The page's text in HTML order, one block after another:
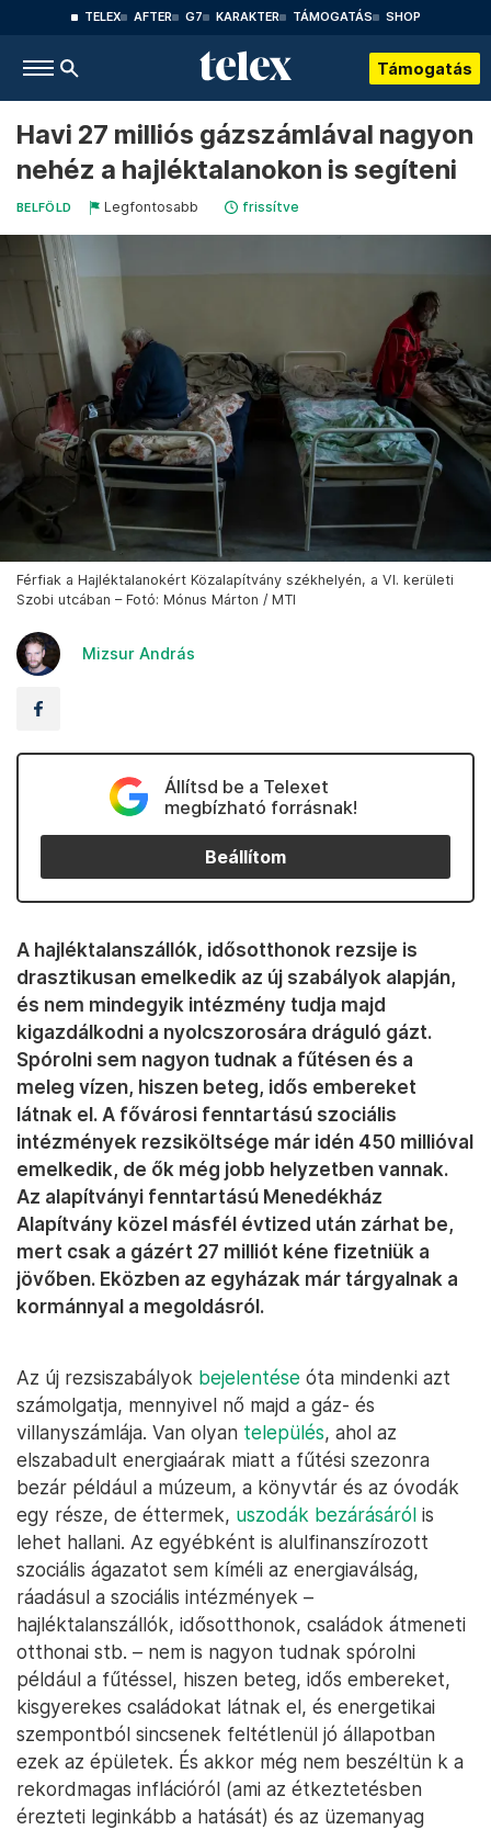
TELEX AFTER G7 KARAKTER TÁMOGATÁS SHOP
Támogatás
Havi 27 milliós gázszámlával nagyon
nehéz a hajléktalanokon is segíteni
BELFÖLD Legfontosabb frissítve
Férfiak a Hajléktalanokért Közalapítvány székhelyén, a VI. kerületi
Szobi utcában – Fotó: Mónus Márton / MTI
Mizsur András
Állítsd be a Telexet
megbízható forrásnak!
Beállítom
A hajléktalanszállók, idősotthonok rezsije is
drasztikusan emelkedik az új szabályok alapján,
és nem mindegyik intézmény tudja majd
kigazdálkodni a nyolcszorosára dráguló gázt.
Spórolni sem nagyon tudnak a fűtésen és a
meleg vízen, hiszen beteg, idős embereket
látnak el. A fővárosi fenntartású szociális
intézmények rezsiköltsége már idén 450 millióval
emelkedik, de ők még jobb helyzetben vannak.
Az alapítványi fenntartású Menedékház
Alapítvány közel másfél évtized után zárhat be,
mert csak a gázért 27 milliót kéne fizetniük a
jövőben. Eközben az egyházak már tárgyalnak a
kormánnyal a megoldásról.
Az új rezsiszabályok bejelentése óta mindenki azt
számolgatja, mennyivel nő majd a gáz- és
villanyszámlája. Van olyan település, ahol az
elszabadult energiaárak miatt a fűtési szezonra
bezár például a múzeum, a könyvtár és az óvodák
egy része, de éttermek, uszodák bezárásáról is
lehet hallani. Az egyébként is alulfinanszírozott
szociális ágazatot sem kíméli az energiaválság,
ráadásul a szociális intézmények –
hajléktalanszállók, idősotthonok, családok átmeneti
otthonai stb. – nem is nagyon tudnak spórolni
például a fűtéssel, hiszen beteg, idős embereket,
kisgyerekes családokat látnak el, és energetikai
szempontból sincsenek feltétlenül jó állapotban
ezek az épületek. És akkor még nem beszéltün k a
rekordmagas inflációról (ami az étkeztetésben
érezteti leginkább a hatását) és az üzemanyag